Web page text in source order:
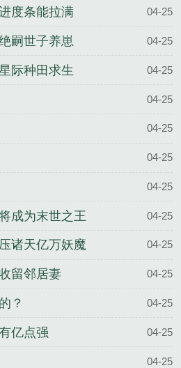
度条能拉满 04-25
嗣世子养崽 04-25
际种田求生 04-25
04-25
04-25
04-25
04-25
成为末世之王 04-25
诸天亿万妖魔 04-25
留邻居妻 04-25
？ 04-25
亿点强 04-25
04-25